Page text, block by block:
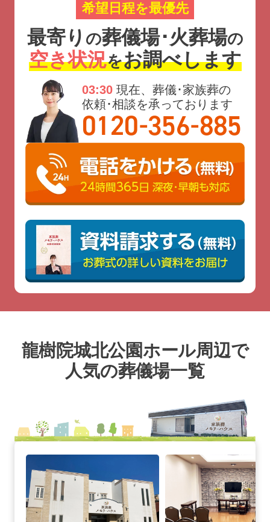
希望日程を最優先
最寄り の葬儀場･火葬場の
空き状況をお調べします
03:30 現在、葬儀･家族葬の
依頼･相談を承っております
0120-356-885
龍樹院城北公園ホール周辺で
人気の葬儀場一覧